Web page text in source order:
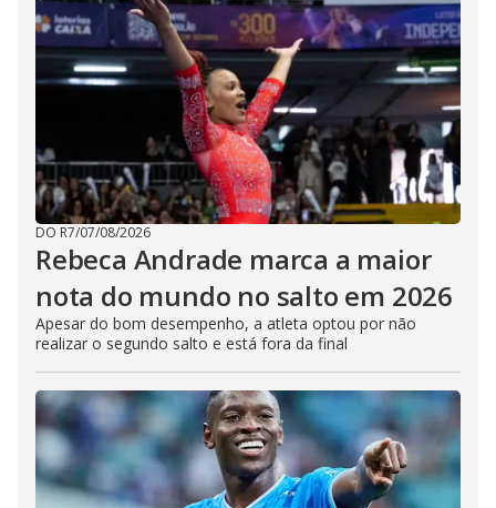
DO R7/07/08/2026
Rebeca Andrade marca a maior
nota do mundo no salto em 2026
Apesar do bom desempenho, a atleta optou por não
realizar o segundo salto e está fora da final